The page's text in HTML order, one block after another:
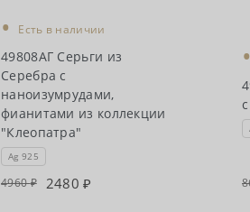
• Есть в наличии
49808АГ Серьги из
Серебра с
наноизумрудами,
фианитами из коллекции
"Клеопатра"
Ag 925
4960 2480